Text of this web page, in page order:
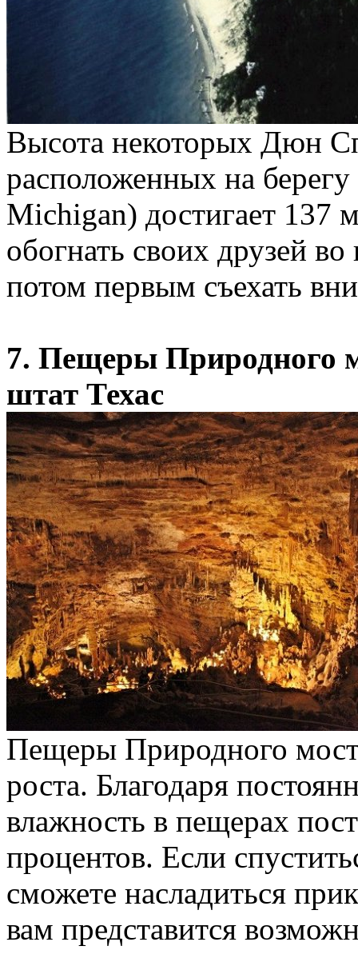
Высота некоторых Дюн
расположенных на
Michigan) достигает 137
обогнать своих друзей
потом первым съехать
7. Пещеры Природного
штат Техас
Пещеры Природного
роста. Благодаря
влажность в пещерах
процентов. Если
сможете насладиться
вам представится